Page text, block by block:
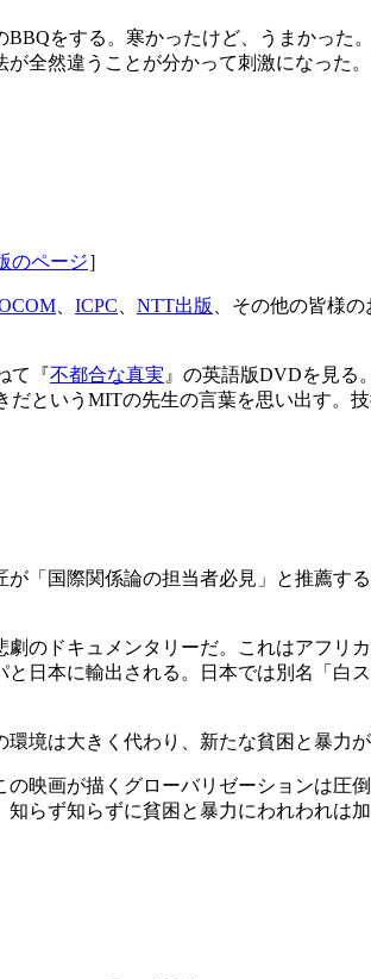
をする。寒かったけど、うまかっ
全然違うことが分かって刺激になった
のページ］
ICPC NTT出版
、その他の皆様
て『不都合な真実 』の英語版DVDを見る
というMITの先生の言葉を思い出す。
「国際関係論の担当者必見」と推薦す
のドキュメンタリーだ。これはアフリ
日本に輸出される。日本では別名「白
境は大きく代わり、新たな貧困と暴力が
映画が描くグローバリゼーションは圧
らず知らずに貧困と暴力にわれわれは